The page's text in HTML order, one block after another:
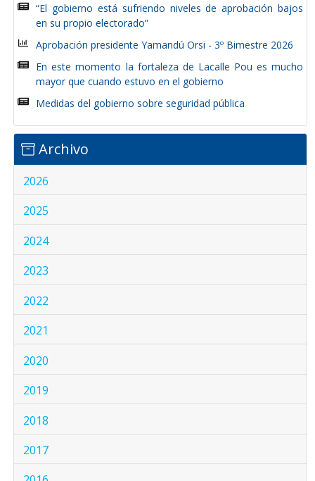
“El gobierno está sufriendo niveles de aprobación bajos
en su propio electorado”
Aprobación presidente Yamandú Orsi - 3º Bimestre 2026
En este momento la fortaleza de Lacalle Pou es mucho
mayor que cuando estuvo en el gobierno
Medidas del gobierno sobre seguridad pública
Archivo
2026
2025
2024
2023
2022
2021
2020
2019
2018
2017